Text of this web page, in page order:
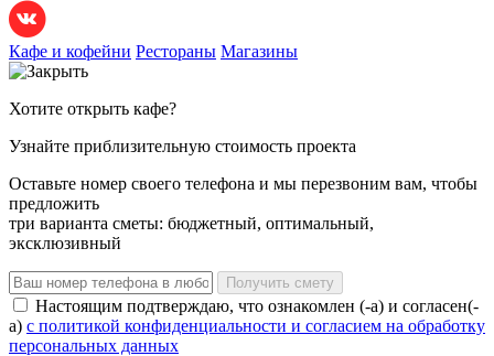
Кафе и кофейни Рестораны Магазины
Хотите открыть кафе?
Узнайте приблизительную стоимость проекта
Оставьте номер своего телефона и мы перезвоним вам, чтобы
предложить
три варианта сметы: бюджетный, оптимальный,
эксклюзивный
Получить смету
Настоящим подтверждаю, что ознакомлен (-а) и согласен(-
а) с политикой конфиденциальности и согласием на обработку
персональных данных